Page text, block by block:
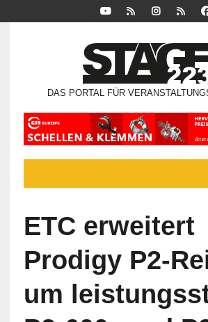
DAS PORTAL FÜR
ETC erweitert
Prodigy P2-
um